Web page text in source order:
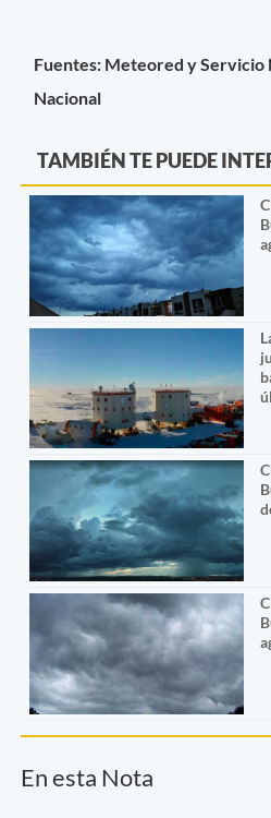
Fuentes: Meteored y
Nacional
TAMBIÉN TE PUEDE
En esta Nota